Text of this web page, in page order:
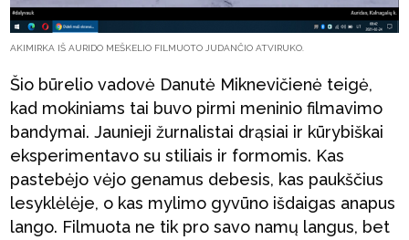
AKIMIRKA IŠ AURIDO MEŠKELIO FILMUOTO JUDANČIO ATVIRUKO.
Šio būrelio vadovė Danutė Miknevičienė teigė,
kad mokiniams tai buvo pirmi meninio filmavimo
bandymai. Jaunieji žurnalistai drąsiai ir kūrybiškai
eksperimentavo su stiliais ir formomis. Kas
pastebėjo vėjo genamus debesis, kas paukščius
lesyklėlėje, o kas mylimo gyvūno išdaigas anapus
lango. Filmuota ne tik pro savo namų langus, bet